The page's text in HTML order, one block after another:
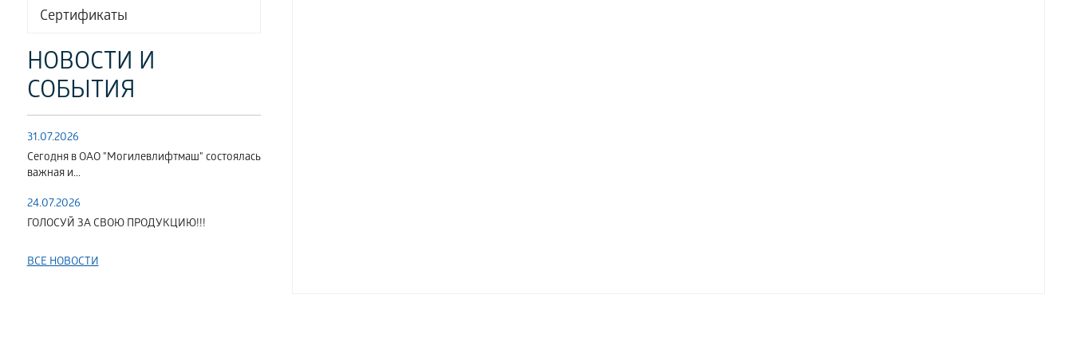
Сертификаты
НОВОСТИ И
СОБЫТИЯ
31.07.2026
Сегодня в ОАО "Могилевлифтмаш" состоялась
важная и...
24.07.2026
ГОЛОСУЙ ЗА СВОЮ ПРОДУКЦИЮ!!!
ВСЕ НОВОСТИ